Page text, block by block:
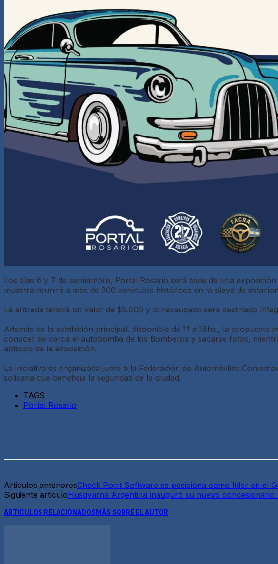
Los días 6 y 7 de septiembre, Portal Rosario será sede de una
muestra reunirá a más de 300 vehículos históricos en la playa de
La entrada tendrá un valor de $5.000 y lo recaudado será destinado
Además de la exhibición principal, disponible de 11 a 18hs., la propuesta
conocer de cerca el autobomba de los Bomberos y sacarse fotos,
anticipo de la exposición.
La iniciativa es organizada junto a la Federación de Automóviles
solidaria que beneficia la seguridad de la ciudad.
TAGS
Portal Rosario
Articulos anterioresCheck Point Software se posiciona como líder en el
Siguiente articuloHusqvarna Argentina inauguró su nuevo concesionario
ARTICULOS RELACIONADOS MÁS SOBRE EL AUTOR